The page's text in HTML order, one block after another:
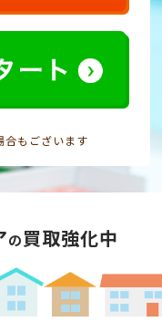
もございます
の買取強化中